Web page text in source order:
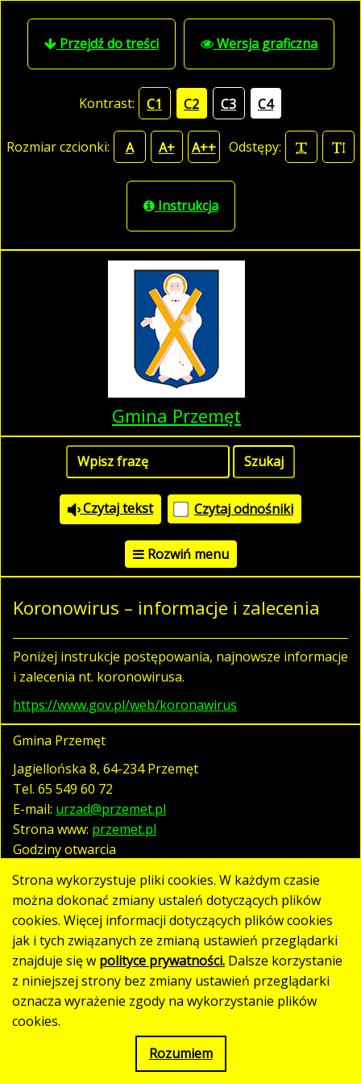
Przejdź do treści Wersja graficzna
Kontrast: C1 C2 C3 C4
Rozmiar czcionki: A A+ A++ Odstępy:
Instrukcja
Gmina Przemęt
Czytaj tekst Czytaj odnośniki
Rozwiń menu
Koronowirus – informacje i zalecenia
Poniżej instrukcje postępowania, najnowsze informacje
i zalecenia nt. koronowirusa.
https://www.gov.pl/web/koronawirus
Gmina Przemęt
Jagiellońska 8, 64-234 Przemęt
Tel. 65 549 60 72
E-mail: urzad@przemet.pl
Strona www: przemet.pl
Godziny otwarcia
pn. - pt. 07:30 - 15:30
Polityka prywatności
Klauzula RODO
Deklaracja dostępności
Mapa strony
Strona utworzona w standardzie WCAG 2.1
Strona wykorzystuje pliki cookies. W każdym czasie
można dokonać zmiany ustaleń dotyczących plików
cookies. Więcej informacji dotyczących plików cookies
jak i tych związanych ze zmianą ustawień przeglądarki
znajduje się w polityce prywatności. Dalsze korzystanie
z niniejszej strony bez zmiany ustawień przeglądarki
oznacza wyrażenie zgody na wykorzystanie plików
cookies.
Rozumiem